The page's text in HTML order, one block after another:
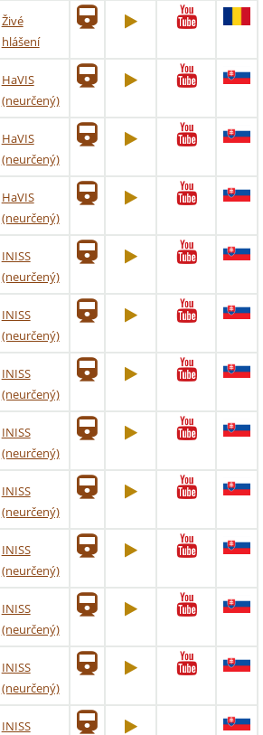
Živé
hlášení
HaVIS
(neurčený)
HaVIS
(neurčený)
HaVIS
(neurčený)
INISS
(neurčený)
INISS
(neurčený)
INISS
(neurčený)
INISS
(neurčený)
INISS
(neurčený)
INISS
(neurčený)
INISS
(neurčený)
INISS
(neurčený)
INISS